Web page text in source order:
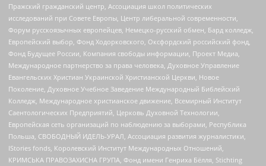
Пражский гражданский центр, Ассоциация школ политических
исследований при Совете Европы, Центр либеральной современности,
Форум русскоязычных европейцев, Немецко-русский обмен, Бард колледж,
Европейский выбор, Фонд Ходорковского, Оксфордский российский фонд,
Фонд Будущее России, Компания свободы информации, Проект Медиа,
Международное партнерство за права человека, Духовное Управление
Евангельских Христиан Украинской Христианской Церкви, Новое
Поколение, Духовное Учебное Заведение Международный Библейский
Колледж, Международное христианское движение, Всемирный Институт
Саентологических Предприятий, Церковь Духовной Технологии,
Европейская сеть организаций по наблюдению за выборами, Республика
Польша, СВОБОДНЫЙ ИДЕЛЬ-УРАЛ, Ассоциация развития журналистики,
IStories fonds, Королевский Институт Международных Отношений,
КРИМСЬКА ПРАВОЗАХИСНА ГРУПА, Фонд имени Генриха Бёлля, Stichting